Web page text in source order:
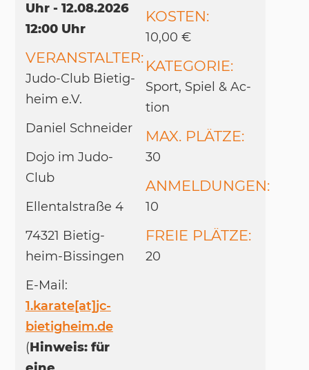
Uhr - 12.08.2026
12:00 Uhr
VERANSTALTER:
Judo-Club Bie­tig­
heim e.V.
Da­ni­el Schnei­der
Dojo im Judo-
Club
El­len­tal­straße 4
74321 Bie­tig­
heim-Bis­sin­gen
E-Mail:
1.karate[at]jc-
bietigheim.de
(Hinweis: für
KOSTEN:
10,00 €
KATEGORIE:
Sport, Spiel & Ac­
tion
MAX. PLÄTZE:
30
ANMELDUNGEN:
10
FREIE PLÄTZE:
20